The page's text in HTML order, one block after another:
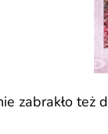
zabrakło też